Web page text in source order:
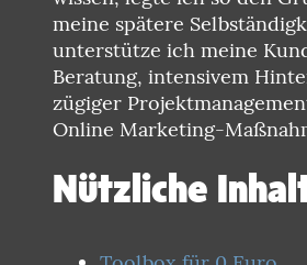
meine spätere
unterstütze ich meine
Beratung, intensivem
zügiger
Online Marketing-
Nützliche